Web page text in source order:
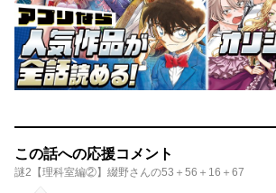
この話への応援コメント
謎2【理科室編②】綴野さんの53＋56＋16＋67